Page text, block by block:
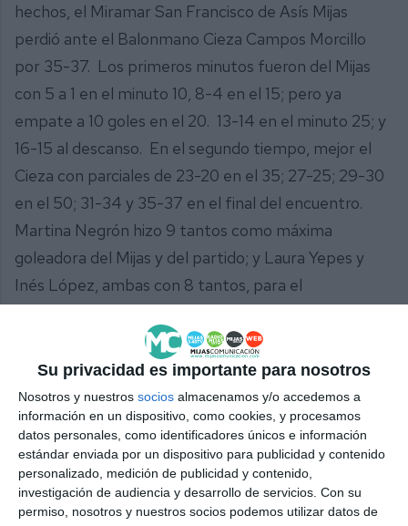
Su privacidad es importante para nosotros
Nosotros y nuestros socios almacenamos y/o accedemos a
información en un dispositivo, como cookies, y procesamos
datos personales, como identificadores únicos e información
estándar enviada por un dispositivo para publicidad y contenido
personalizado, medición de publicidad y contenido,
investigación de audiencia y desarrollo de servicios. Con su
permiso, nosotros y nuestros socios podemos utilizar datos de
hechos, el Miramar San Francisco de Asís Mijas
perdió ante el Balonmano Cieza Campos Morcillo
por 35-37. Los primeros minutos fueron del Mijas
con 5 a 1 en el minuto 10, 8-4 en el 15; pero ya
empate a 10 goles en el 20. 13-14 en el minuto 25; y
16-15 al descanso. En el segundo tiempo, mejor el
Cieza con parciales de 23-20 en el 35; 27-25; 29-30
en el 50; 31-34 y 35-37 en el final del encuentro.
Martina Negrón hizo 9 tantos como máxima
goleadora del Mijas y del partido; y Laura Yepes y
Inés López, ambas con 8 tantos, para el
y ahora queremos dar un pasito más y pelear por
entrar en las semifinales y luchar por las medallas
en el grupo de los 8 mejores clubes de España, sería
fantástico para todos” comentó Eduardo Urbaneja,
entrenador de las jugadoras cadetes. “Mijas sigue
ganando, ha sido emocionante este segundo
partido pero al final se ha conseguido y el